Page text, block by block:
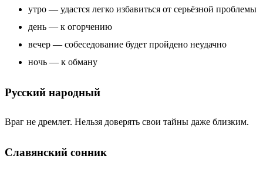
утро — удастся легко избавиться от серьёзной проблемы
день — к огорчению
вечер — собеседование будет пройдено неудачно
ночь — к обману
Русский народный
Враг не дремлет. Нельзя доверять свои тайны даже близким.
Славянский сонник